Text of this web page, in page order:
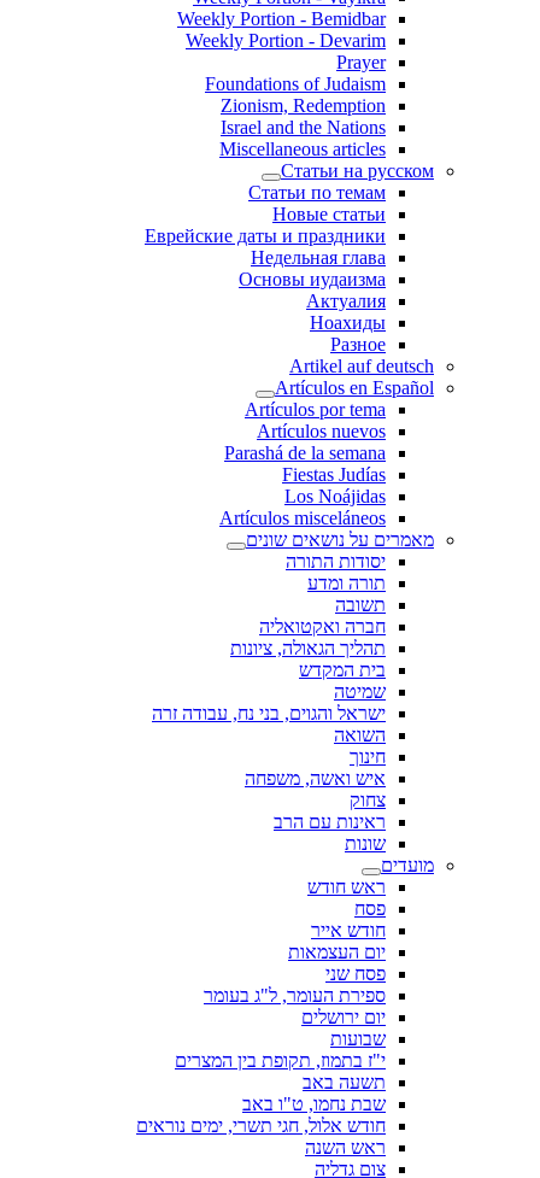
Weekly Portion - Bemidbar
Weekly Portion - Devarim
Prayer
Foundations of Judaism
Zionism, Redemption
Israel and the Nations
Miscellaneous articles
Статьи на русском
Статьи по темам
Новые статьи
Еврейские даты и праздники
Недельная глава
Основы иудаизма
Актуалия
Ноахиды
Разное
Artikel auf deutsch
Artículos en Español
Artículos por tema
Artículos nuevos
Parashá de la semana
Fiestas Judías
Los Noájidas
Artículos misceláneos
מאמרים על נושאים שונים
יסודות התורה
תורה ומדע
תשובה
חברה ואקטואליה
תהליך הגאולה, ציונות
בית המקדש
שמיטה
ישראל והגוים, בני נח, עבודה זרה
השואה
חינוך
איש ואשה, משפחה
צחוק
ראינות עם הרב
שונות
מועדים
ראש חודש
פסח
חודש אייר
יום העצמאות
פסח שני
ספירת העומר, ל"ג בעומר
יום ירושלים
שבועות
י"ז בתמוז, תקופת בין המצרים
תשעה באב
שבת נחמו, ט"ו באב
חודש אלול, חגי תשרי, ימים נוראים
ראש השנה
צום גדליה